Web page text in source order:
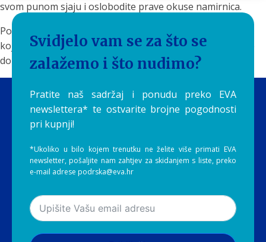
svom punom sjaju i oslobodite prave okuse namirnica.
Posjetite
i odaberite EVA filter za vodu
koji najbolje odgovara potrebama vaše kuhinje. Jer svako
dobro jelo, baš kao i zdrav život, počinje s čistim izvorom.
Svidjelo vam se za što se
zalažemo i što nudimo?
Pratite naš sadržaj i ponudu preko EVA
newslettera* te ostvarite brojne pogodnosti
pri kupnji!
*Ukoliko u bilo kojem trenutku ne želite više primati EVA
newsletter, pošaljite nam zahtjev za skidanjem s liste, preko
e-mail adrese podrska@eva.hr